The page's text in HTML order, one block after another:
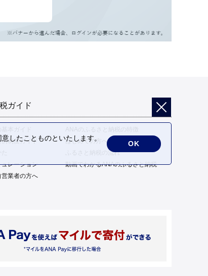
ガイド
本ガイド
ANAのふるさと納税の特徴
制度ガイド
はじめての方へ
ふるさと納税の流れ
レーション
動画でわかるANAのふるさと納税
業者の方へ
したことものといたします。
OK